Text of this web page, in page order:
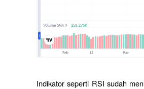
Indikator seperti RSI sudah